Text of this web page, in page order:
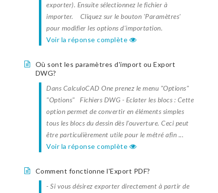
exporter). Ensuite sélectionnez le fichier à
importer. Cliquez sur le bouton 'Paramètres'
pour modifier les options d'importation.
Voir la réponse complète
Où sont les paramètres d'import ou Export
DWG?
Dans CalculoCAD One prenez le menu "Options"
"Options" Fichiers DWG - Eclater les blocs : Cette
option permet de convertir en éléments simples
tous les blocs du dessin dès l’ouverture. Ceci peut
être particulièrement utile pour le métré afin ...
Voir la réponse complète
Comment fonctionne l'Export PDF?
- Si vous désirez exporter directement à partir de